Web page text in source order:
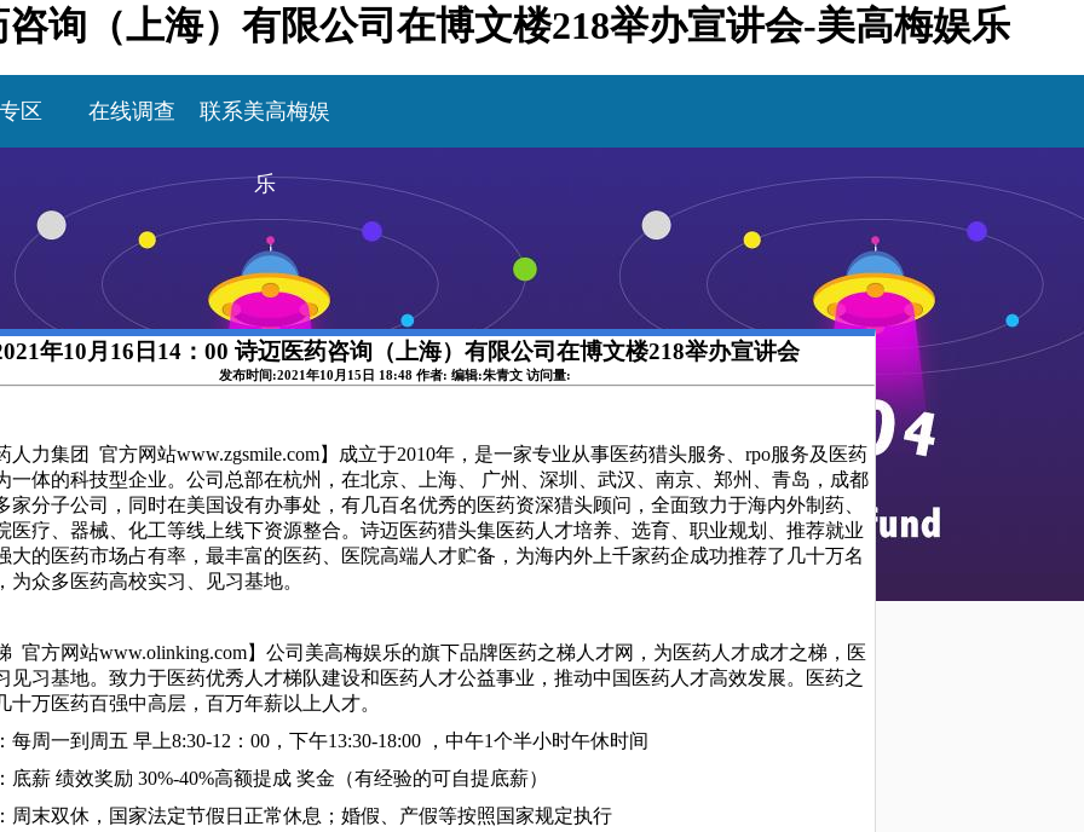
咨询（上海）有限公司在博文楼218举办宣讲会-美高梅娱乐
区 在线调查 联系美高梅娱
乐
年10月16日14：00 诗迈医药咨询（上海）有限公司在博文楼218举办宣讲会
发布时间:2021年10月15日 18:48 作者: 编辑:朱青文 访问量:
人力集团 官方网站www.zgsmile.com】成立于2010年，是一家专业从事医药猎头服务、rpo服务及医药
一体的科技型企业。公司总部在杭州，在北京、上海、 广州、深圳、武汉、南京、郑州、青岛，成都
家分子公司，同时在美国设有办事处，有几百名优秀的医药资深猎头顾问，全面致力于海内外制药、
医疗、器械、化工等线上线下资源整合。诗迈医药猎头集医药人才培养、选育、职业规划、推荐就业
大的医药市场占有率，最丰富的医药、医院高端人才贮备，为海内外上千家药企成功推荐了几十万名
为众多医药高校实习、见习基地。
官方网站www.olinking.com】公司美高梅娱乐的旗下品牌医药之梯人才网，为医药人才成才之梯，医
见习基地。致力于医药优秀人才梯队建设和医药人才公益事业，推动中国医药人才高效发展。医药之
十万医药百强中高层，百万年薪以上人才。
每周一到周五 早上8:30-12：00，下午13:30-18:00 ，中午1个半小时午休时间
底薪 绩效奖励 30%-40%高额提成 奖金（有经验的可自提底薪）
周末双休，国家法定节假日正常休息；婚假、产假等按照国家规定执行